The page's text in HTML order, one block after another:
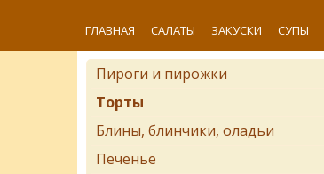
ГЛАВНАЯ САЛАТЫ ЗАКУСКИ СУПЫ
Пироги и пирожки
Торты
Блины, блинчики, оладьи
Печенье